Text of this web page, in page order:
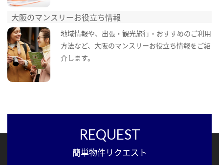
大阪のマンスリーお役立ち情報
地域情報や、出張・観光旅行・おすすめのご利用
方法など、大阪のマンスリーお役立ち情報をご紹
介します。
REQUEST
簡単物件リクエスト